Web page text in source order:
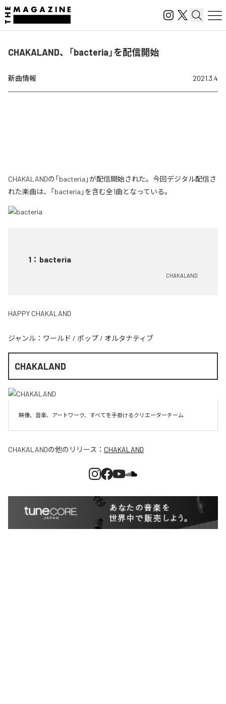
CHAKALAND、「bacteria」を配信開始
新曲情報 2021.3.4
CHAKALANDの「bacteria」が配信開始された。今回デジタル配信さ
れた楽曲は、「bacteria」を含む全1曲となっている。
1 ： bacteria
CHAKALAND
HAPPY CHAKALAND
ジャンル： ワールド / ポップ / オルタナティブ
CHAKALAND
映像、音楽、アートワーク、すべてを手掛けるクリエーターチーム
CHAKALANDの他のリリース： CHAKALAND